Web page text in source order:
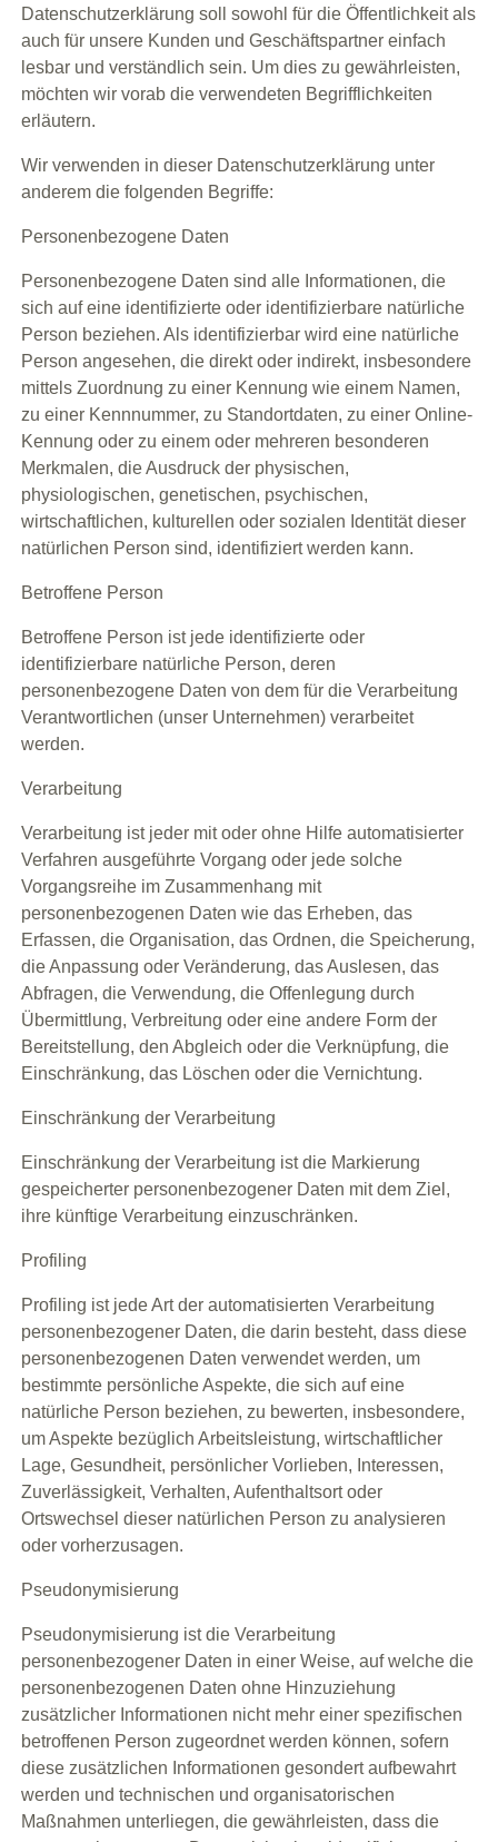
Datenschutzerklärung soll sowohl für die Öffentlichkeit als
auch für unsere Kunden und Geschäftspartner einfach
lesbar und verständlich sein. Um dies zu gewährleisten,
möchten wir vorab die verwendeten Begrifflichkeiten
erläutern.
Wir verwenden in dieser Datenschutzerklärung unter
anderem die folgenden Begriffe:
Personenbezogene Daten
Personenbezogene Daten sind alle Informationen, die
sich auf eine identifizierte oder identifizierbare natürliche
Person beziehen. Als identifizierbar wird eine natürliche
Person angesehen, die direkt oder indirekt, insbesondere
mittels Zuordnung zu einer Kennung wie einem Namen,
zu einer Kennnummer, zu Standortdaten, zu einer Online-
Kennung oder zu einem oder mehreren besonderen
Merkmalen, die Ausdruck der physischen,
physiologischen, genetischen, psychischen,
wirtschaftlichen, kulturellen oder sozialen Identität dieser
natürlichen Person sind, identifiziert werden kann.
Betroffene Person
Betroffene Person ist jede identifizierte oder
identifizierbare natürliche Person, deren
personenbezogene Daten von dem für die Verarbeitung
Verantwortlichen (unser Unternehmen) verarbeitet
werden.
Verarbeitung
Verarbeitung ist jeder mit oder ohne Hilfe automatisierter
Verfahren ausgeführte Vorgang oder jede solche
Vorgangsreihe im Zusammenhang mit
personenbezogenen Daten wie das Erheben, das
Erfassen, die Organisation, das Ordnen, die Speicherung,
die Anpassung oder Veränderung, das Auslesen, das
Abfragen, die Verwendung, die Offenlegung durch
Übermittlung, Verbreitung oder eine andere Form der
Bereitstellung, den Abgleich oder die Verknüpfung, die
Einschränkung, das Löschen oder die Vernichtung.
Einschränkung der Verarbeitung
Einschränkung der Verarbeitung ist die Markierung
gespeicherter personenbezogener Daten mit dem Ziel,
ihre künftige Verarbeitung einzuschränken.
Profiling
Profiling ist jede Art der automatisierten Verarbeitung
personenbezogener Daten, die darin besteht, dass diese
personenbezogenen Daten verwendet werden, um
bestimmte persönliche Aspekte, die sich auf eine
natürliche Person beziehen, zu bewerten, insbesondere,
um Aspekte bezüglich Arbeitsleistung, wirtschaftlicher
Lage, Gesundheit, persönlicher Vorlieben, Interessen,
Zuverlässigkeit, Verhalten, Aufenthaltsort oder
Ortswechsel dieser natürlichen Person zu analysieren
oder vorherzusagen.
Pseudonymisierung
Pseudonymisierung ist die Verarbeitung
personenbezogener Daten in einer Weise, auf welche die
personenbezogenen Daten ohne Hinzuziehung
zusätzlicher Informationen nicht mehr einer spezifischen
betroffenen Person zugeordnet werden können, sofern
diese zusätzlichen Informationen gesondert aufbewahrt
werden und technischen und organisatorischen
Maßnahmen unterliegen, die gewährleisten, dass die